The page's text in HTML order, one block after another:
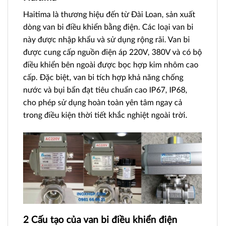
Haitima là thương hiệu đến từ Đài Loan, sản xuất
dòng van bi điều khiển bằng điện. Các loại van bi
này được nhập khẩu và sử dụng rộng rãi. Van bi
được cung cấp nguồn điện áp 220V, 380V và có bộ
điều khiển bên ngoài được bọc hợp kim nhôm cao
cấp. Đặc biệt, van bi tích hợp khả năng chống
nước và bụi bẩn đạt tiêu chuẩn cao IP67, IP68,
cho phép sử dụng hoàn toàn yên tâm ngay cả
trong điều kiện thời tiết khắc nghiệt ngoài trời.
2 Cấu tạo của van bi điều khiển điện